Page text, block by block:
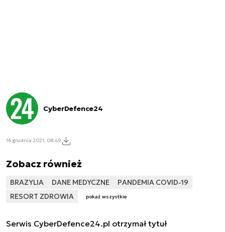
CyberDefence24
16 grudnia 2021, 08:49
Zobacz również
BRAZYLIA DANE MEDYCZNE
PANDEMIA COVID-19
RESORT ZDROWIA
pokaż wszystkie
Serwis CyberDefence24.pl otrzymał tytuł